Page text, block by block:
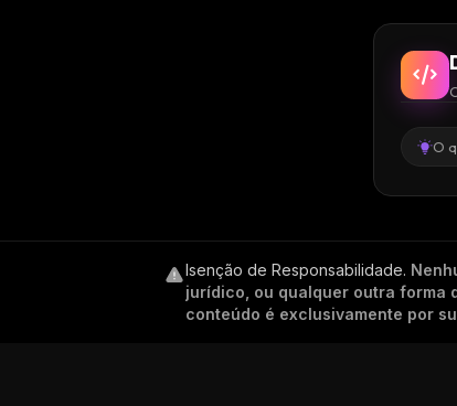
O
Isenção de Responsabilidade.
jurídico, ou qualquer outra forma
conteúdo é exclusivamente por